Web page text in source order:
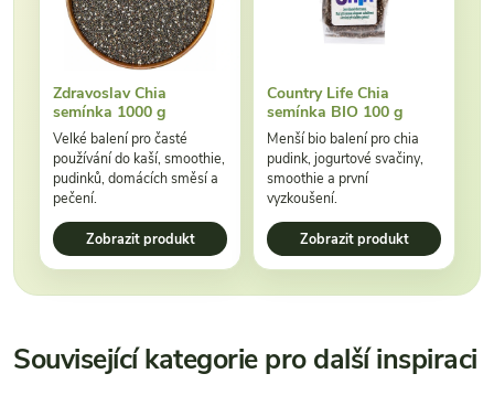
Zdravoslav Chia
semínka 1000 g
Velké balení pro časté
používání do kaší, smoothie,
pudinků, domácích směsí a
pečení.
Zobrazit produkt
Country Life Chia
semínka BIO 100 g
Menší bio balení pro chia
pudink, jogurtové svačiny,
smoothie a první
vyzkoušení.
Zobrazit produkt
Související kategorie pro další inspiraci